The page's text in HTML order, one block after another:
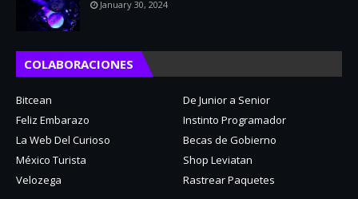
January 30, 2024
COLABORACIONES
Bitcean
De Junior a Senior
Feliz Embarazo
Instinto Programador
La Web Del Curioso
Becas de Gobierno
México Turista
Shop Leviatan
Velozega
Rastrear Paquetes